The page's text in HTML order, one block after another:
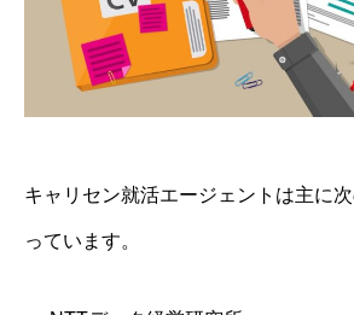
キャリセン就活エージェントは主に
っています。